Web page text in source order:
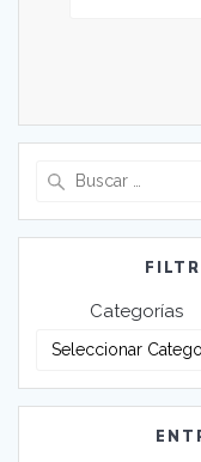
Categorías